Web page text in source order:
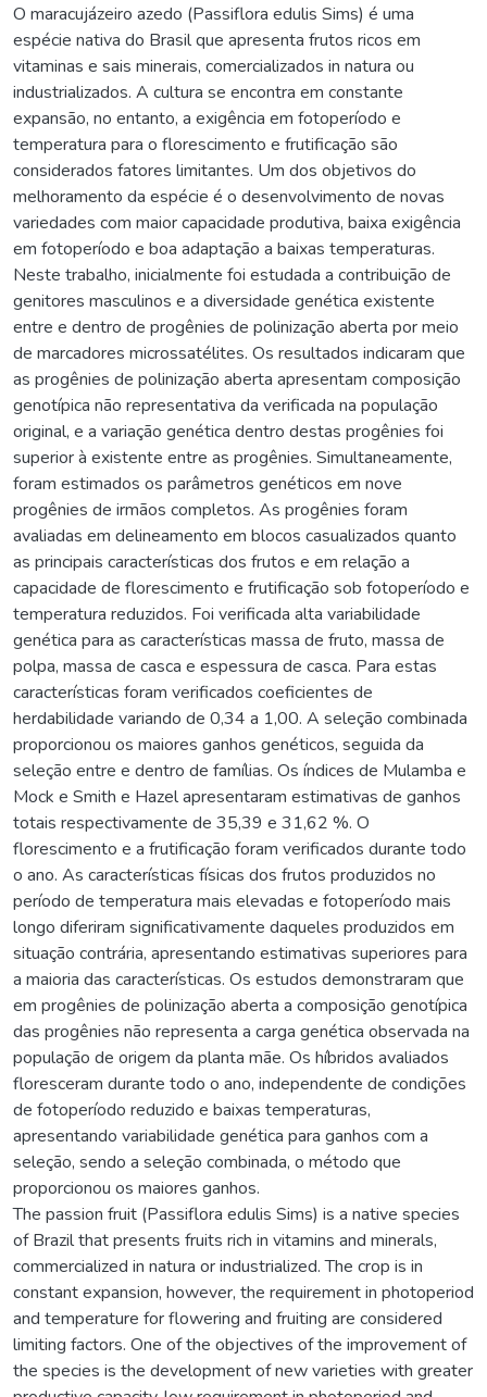
O maracujázeiro azedo (Passiflora edulis Sims) é uma
espécie nativa do Brasil que apresenta frutos ricos em
vitaminas e sais minerais, comercializados in natura ou
industrializados. A cultura se encontra em constante
expansão, no entanto, a exigência em fotoperíodo e
temperatura para o florescimento e frutificação são
considerados fatores limitantes. Um dos objetivos do
melhoramento da espécie é o desenvolvimento de novas
variedades com maior capacidade produtiva, baixa exigência
em fotoperíodo e boa adaptação a baixas temperaturas.
Neste trabalho, inicialmente foi estudada a contribuição de
genitores masculinos e a diversidade genética existente
entre e dentro de progênies de polinização aberta por meio
de marcadores microssatélites. Os resultados indicaram que
as progênies de polinização aberta apresentam composição
genotípica não representativa da verificada na população
original, e a variação genética dentro destas progênies foi
superior à existente entre as progênies. Simultaneamente,
foram estimados os parâmetros genéticos em nove
progênies de irmãos completos. As progênies foram
avaliadas em delineamento em blocos casualizados quanto
as principais características dos frutos e em relação a
capacidade de florescimento e frutificação sob fotoperíodo e
temperatura reduzidos. Foi verificada alta variabilidade
genética para as características massa de fruto, massa de
polpa, massa de casca e espessura de casca. Para estas
características foram verificados coeficientes de
herdabilidade variando de 0,34 a 1,00. A seleção combinada
proporcionou os maiores ganhos genéticos, seguida da
seleção entre e dentro de famílias. Os índices de Mulamba e
Mock e Smith e Hazel apresentaram estimativas de ganhos
totais respectivamente de 35,39 e 31,62 %. O
florescimento e a frutificação foram verificados durante todo
o ano. As características físicas dos frutos produzidos no
período de temperatura mais elevadas e fotoperíodo mais
longo diferiram significativamente daqueles produzidos em
situação contrária, apresentando estimativas superiores para
a maioria das características. Os estudos demonstraram que
em progênies de polinização aberta a composição genotípica
das progênies não representa a carga genética observada na
população de origem da planta mãe. Os híbridos avaliados
floresceram durante todo o ano, independente de condições
de fotoperíodo reduzido e baixas temperaturas,
apresentando variabilidade genética para ganhos com a
seleção, sendo a seleção combinada, o método que
proporcionou os maiores ganhos.
The passion fruit (Passiflora edulis Sims) is a native species
of Brazil that presents fruits rich in vitamins and minerals,
commercialized in natura or industrialized. The crop is in
constant expansion, however, the requirement in photoperiod
and temperature for flowering and fruiting are considered
limiting factors. One of the objectives of the improvement of
the species is the development of new varieties with greater